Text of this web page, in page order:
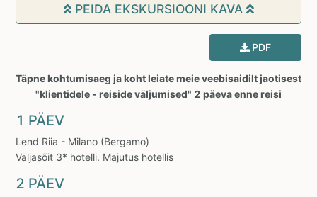
PEIDA EKSKURSIOONI KAVA
PDF
Täpne kohtumisaeg ja koht leiate meie veebisaidilt jaotisest
"klientidele - reiside väljumised" 2 päeva enne reisi
1 PÄEV
Lend Riia - Milano (Bergamo)
Väljasõit 3* hotelli. Majutus hotellis
2 PÄEV